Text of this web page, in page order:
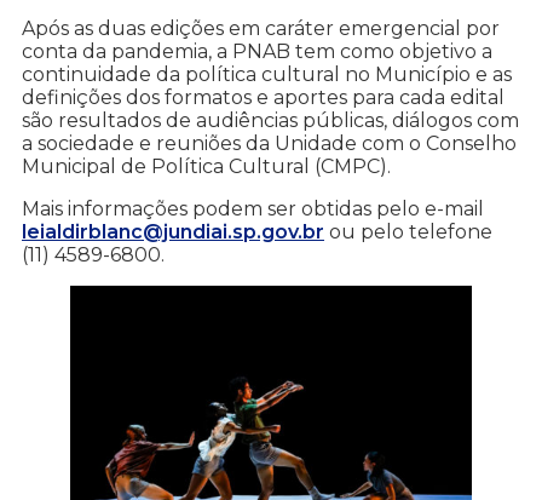
Após as duas edições em caráter emergencial por
conta da pandemia, a PNAB tem como objetivo a
continuidade da política cultural no Município e as
definições dos formatos e aportes para cada edital
são resultados de audiências públicas, diálogos com
a sociedade e reuniões da Unidade com o Conselho
Municipal de Política Cultural (CMPC).
Mais informações podem ser obtidas pelo e-mail
leialdirblanc@jundiai.sp.gov.br ou pelo telefone
(11) 4589-6800.